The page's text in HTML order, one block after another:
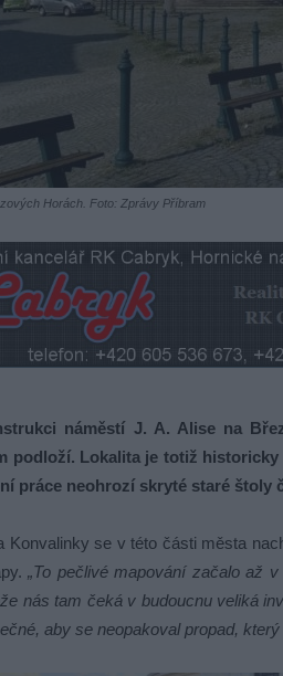
Horách. Foto: Zprávy Příbram
náměstí J. A. Alise na
podloží. Lokalita je totiž
práce neohrozí skryté staré
Konvalinky se v této části města
„To pečlivé mapování začalo až
nás tam čeká v budoucnu veliká
aby se neopakoval propad,